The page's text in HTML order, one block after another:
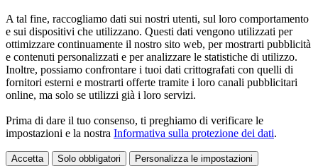
A tal fine, raccogliamo dati sui nostri utenti, sul loro comportamento
e sui dispositivi che utilizzano. Questi dati vengono utilizzati per
ottimizzare continuamente il nostro sito web, per mostrarti pubblicità
e contenuti personalizzati e per analizzare le statistiche di utilizzo.
Inoltre, possiamo confrontare i tuoi dati crittografati con quelli di
fornitori esterni e mostrarti offerte tramite i loro canali pubblicitari
online, ma solo se utilizzi già i loro servizi.
Prima di dare il tuo consenso, ti preghiamo di verificare le
impostazioni e la nostra Informativa sulla protezione dei dati.
Accetta Solo obbligatori Personalizza le impostazioni